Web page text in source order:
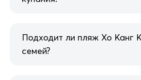
Подходит ли пляж Хо Канг
семей?